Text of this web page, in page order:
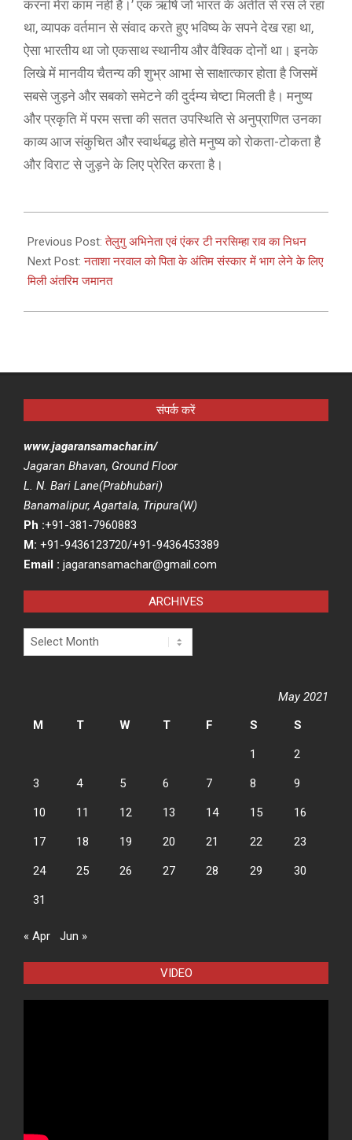
करना मेरा काम नहीं है।’ एक ऋषि जो भारत के अतीत से रस ले रहा
था, व्यापक वर्तमान से संवाद करते हुए भविष्य के सपने देख रहा था,
ऐसा भारतीय था जो एकसाथ स्थानीय और वैश्विक दोनों था। इनके
लिखे में मानवीय चैतन्य की शुभ्र आभा से साक्षात्कार होता है जिसमें
सबसे जुड़ने और सबको समेटने की दुर्दम्य चेष्टा मिलती है। मनुष्य
और प्रकृति में परम सत्ता की सतत उपस्थिति से अनुप्राणित उनका
काव्य आज संकुचित और स्वार्थबद्ध होते मनुष्य को रोकता-टोकता है
और विराट से जुड़ने के लिए प्रेरित करता है।
05-
10
Previous Post:तेलुगु अभिनेता एवं एंकर टी नरसिम्हा राव का निधन
Next Post:नताशा नरवाल को पिता के अंतिम संस्कार में भाग लेने के लिए
मिली अंतरिम जमानत
संपर्क करें
www.jagaransamachar.in/
Jagaran Bhavan, Ground Floor
L. N. Bari Lane(Prabhubari)
Banamalipur, Agartala, Tripura(W)
Ph :+91-381-7960883
M: +91-9436123720/+91-9436453389
Email : jagaransamachar@gmail.com
ARCHIVES
Archives
May 2021
M
T W T F S S
1 2
3 4 5 6 7 8 9
10 11 12 13 14 15 16
17 18 19 20 21 22 23
24 25 26 27 28 29 30
31
« Apr Jun »
VIDEO